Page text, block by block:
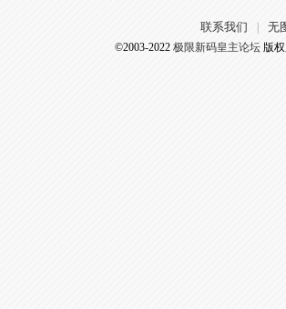
联系我们 无
©2003-2022 极限新码皇主论坛版权